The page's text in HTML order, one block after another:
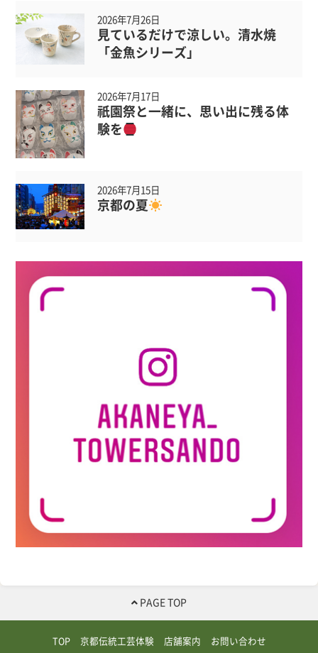
2026年7月26日
見ているだけで涼しい。清水焼
「金魚シリーズ」
2026年7月17日
祇園祭と一緒に、思い出に残る体
験を
2026年7月15日
京都の夏
PAGE TOP
TOP 京都伝統工芸体験 店舗案内 お問い合わせ